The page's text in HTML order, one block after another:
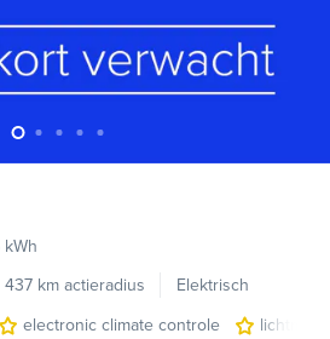
437 km actieradius
Elektrisch
electronic climate controle